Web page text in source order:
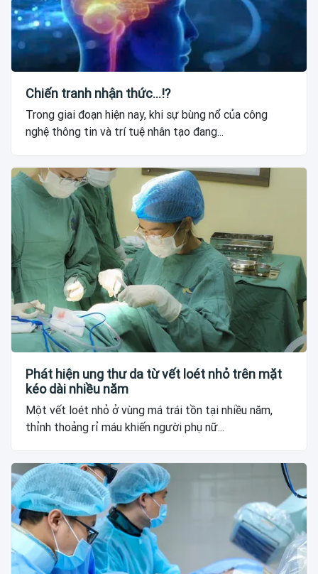
Chiến tranh nhận thức...!?
Trong giai đoạn hiện nay, khi sự bùng nổ của công
nghệ thông tin và trí tuệ nhân tạo đang...
Phát hiện ung thư da từ vết loét nhỏ trên mặt
kéo dài nhiều năm
Một vết loét nhỏ ở vùng má trái tồn tại nhiều năm,
thỉnh thoảng rỉ máu khiến người phụ nữ...